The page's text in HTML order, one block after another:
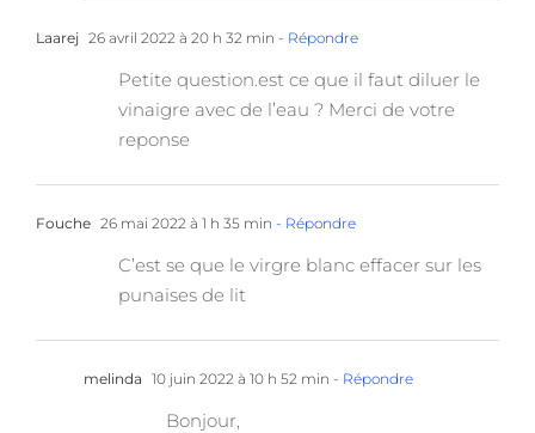
Laarej 26 avril 2022 à 20 h 32 min - Répondre
Petite question.est ce que il faut diluer le
vinaigre avec de l’eau ? Merci de votre
reponse
Fouche 26 mai 2022 à 1 h 35 min - Répondre
C’est se que le virgre blanc effacer sur les
punaises de lit
melinda 10 juin 2022 à 10 h 52 min - Répondre
Bonjour,